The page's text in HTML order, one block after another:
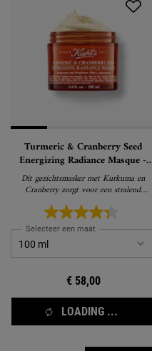
Turmeric & Cranberry Seed
Energizing Radiance Masque -
Gezichtsmasker
Dit gezichtsmasker met Kurkuma en
Cranberry zorgt voor een stralend
gezonde huid.
Selecteer een maat
€ 58,00
LOADING ...